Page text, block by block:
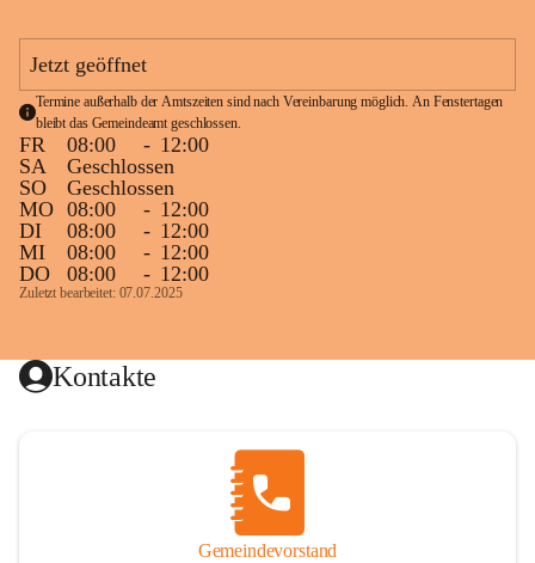
1 Seite•0,1 MB
Jetzt geöffnet
Termine außerhalb der Amtszeiten sind nach Vereinbarung möglich. An Fenstertagen
bleibt das Gemeindeamt geschlossen.
FR 08:00 - 12:00
SA
Geschlossen
SO
Geschlossen
MO 08:00 - 12:00
DI
08:00 - 12:00
MI
08:00 - 12:00
DO
08:00 - 12:00
Zuletzt bearbeitet: 07.07.2025
Kontakte
Gemeindevorstand